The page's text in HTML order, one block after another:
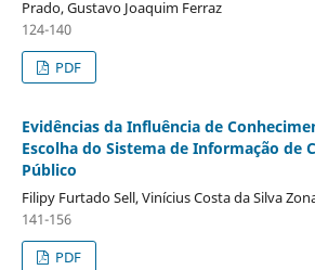
Prado, Gustavo Joaquim Ferraz
124-140
PDF
Evidências da Influência de
Escolha do Sistema de Informação de
Público
Filipy Furtado Sell, Vinícius Costa da Silva
141-156
PDF